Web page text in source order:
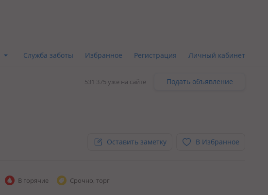
Служба заботы Избранное Регистрация Личный кабинет
531 375 уже на сайте Подать объявление
Оставить заметку В Избранное
В горячие Срочно, торг